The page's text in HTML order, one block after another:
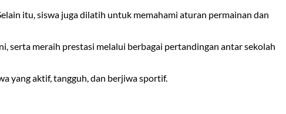
itu, siswa juga dilatih untuk memahami aturan permainan dan
serta meraih prestasi melalui berbagai pertandingan antar sekolah
yang aktif, tangguh, dan berjiwa sportif.